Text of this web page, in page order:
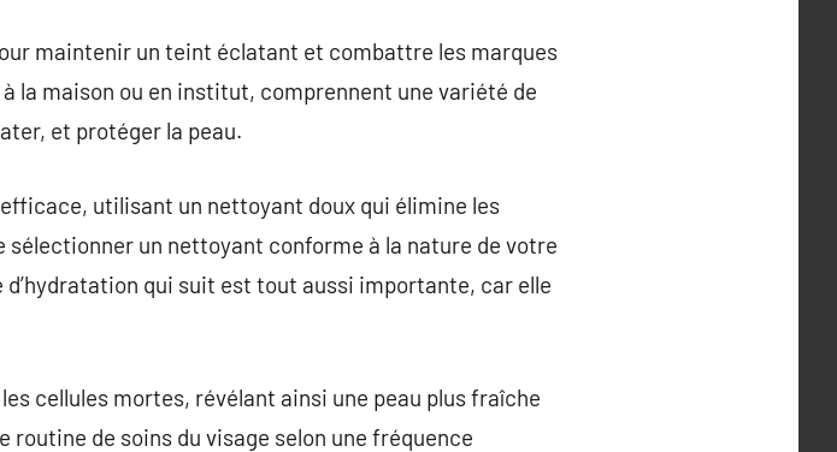
maintenir un teint éclatant et combattre les marques
la maison ou en institut, comprennent une variété de
et protéger la peau.
utilisant un nettoyant doux qui élimine les
un nettoyant conforme à la nature de votre
d’hydratation qui suit est tout aussi importante, car elle
cellules mortes, révélant ainsi une peau plus fraîche
routine de soins du visage selon une fréquence